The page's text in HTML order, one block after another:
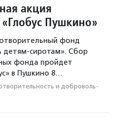
акция
Пушкино»
фонд
сиротам». Сбор
фонда пройдет
в Пушкино 8…
и доброволь­